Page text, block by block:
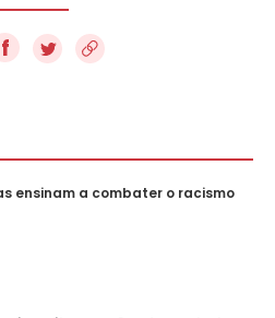
f
ensinam a combater o racismo